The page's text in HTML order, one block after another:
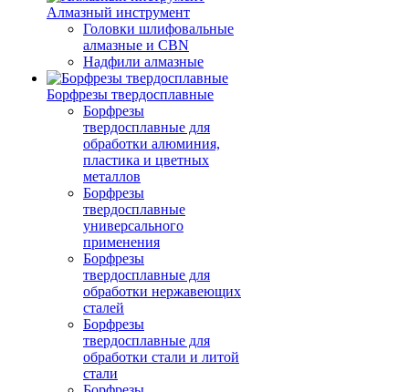
Алмазный инструмент
Головки шлифовальные
алмазные и CBN
Надфили алмазные
Борфрезы твердосплавные
Борфрезы
твердосплавные для
обработки алюминия,
пластика и цветных
металлов
Борфрезы
твердосплавные
универсального
применения
Борфрезы
твердосплавные для
обработки нержавеющих
сталей
Борфрезы
твердосплавные для
обработки стали и литой
стали